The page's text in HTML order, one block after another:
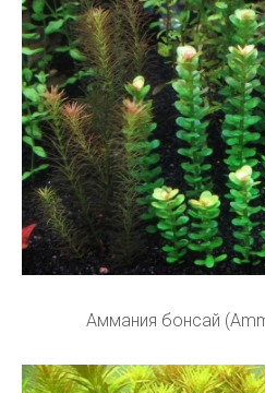
Аммания бонсай